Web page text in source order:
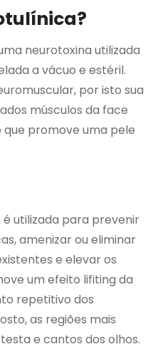
neurotoxina utilizada
a vácuo e estéril.
por isto sua
músculos da face
promove uma pele
utilizada para prevenir
amenizar ou eliminar
e elevar os
um efeito lifiting da
repetitivo dos
as regiões mais
e cantos dos olhos.